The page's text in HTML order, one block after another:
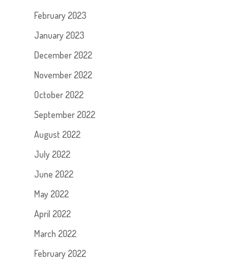
February 2023
January 2023
December 2022
November 2022
October 2022
September 2022
August 2022
July 2022
June 2022
May 2022
April 2022
March 2022
February 2022